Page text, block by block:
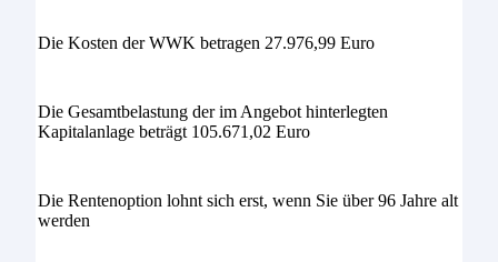
Die Kosten der WWK betragen 27.976,99 Euro
Die Gesamtbelastung der im Angebot hinterlegten
Kapitalanlage beträgt 105.671,02 Euro
Die Rentenoption lohnt sich erst, wenn Sie über 96 Jahre alt
werden